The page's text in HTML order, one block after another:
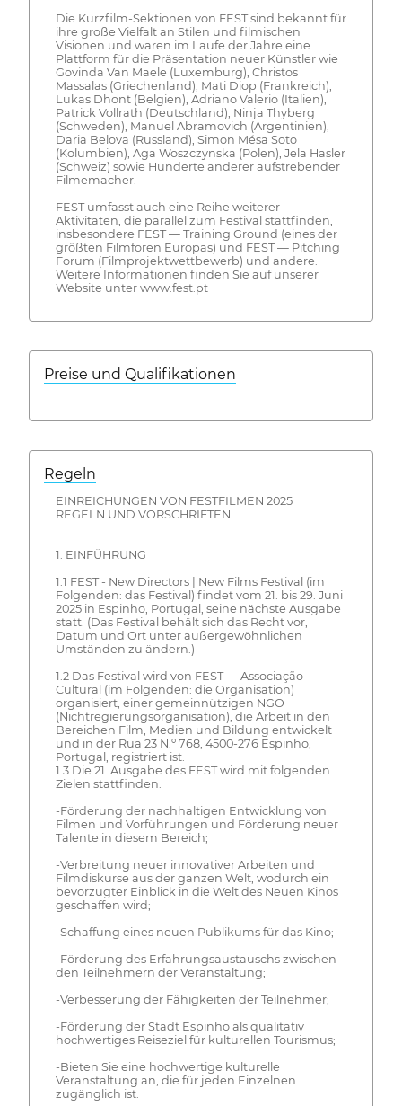
Die Kurzfilm-Sektionen von FEST sind bekannt für
ihre große Vielfalt an Stilen und filmischen
Visionen und waren im Laufe der Jahre eine
Plattform für die Präsentation neuer Künstler wie
Govinda Van Maele (Luxemburg), Christos
Massalas (Griechenland), Mati Diop (Frankreich),
Lukas Dhont (Belgien), Adriano Valerio (Italien),
Patrick Vollrath (Deutschland), Ninja Thyberg
(Schweden), Manuel Abramovich (Argentinien),
Daria Belova (Russland), Simon Mésa Soto
(Kolumbien), Aga Woszczynska (Polen), Jela Hasler
(Schweiz) sowie Hunderte anderer aufstrebender
Filmemacher.
FEST umfasst auch eine Reihe weiterer
Aktivitäten, die parallel zum Festival stattfinden,
insbesondere FEST — Training Ground (eines der
größten Filmforen Europas) und FEST — Pitching
Forum (Filmprojektwettbewerb) und andere.
Weitere Informationen finden Sie auf unserer
Website unter www.fest.pt
Preise und Qualifikationen
Regeln
EINREICHUNGEN VON FESTFILMEN 2025
REGELN UND VORSCHRIFTEN
1. EINFÜHRUNG
1.1 FEST - New Directors | New Films Festival (im
Folgenden: das Festival) findet vom 21. bis 29. Juni
2025 in Espinho, Portugal, seine nächste Ausgabe
statt. (Das Festival behält sich das Recht vor,
Datum und Ort unter außergewöhnlichen
Umständen zu ändern.)
1.2 Das Festival wird von FEST — Associação
Cultural (im Folgenden: die Organisation)
organisiert, einer gemeinnützigen NGO
(Nichtregierungsorganisation), die Arbeit in den
Bereichen Film, Medien und Bildung entwickelt
und in der Rua 23 N.º 768, 4500-276 Espinho,
Portugal, registriert ist.
1.3 Die 21. Ausgabe des FEST wird mit folgenden
Zielen stattfinden:
-Förderung der nachhaltigen Entwicklung von
Filmen und Vorführungen und Förderung neuer
Talente in diesem Bereich;
-Verbreitung neuer innovativer Arbeiten und
Filmdiskurse aus der ganzen Welt, wodurch ein
bevorzugter Einblick in die Welt des Neuen Kinos
geschaffen wird;
-Schaffung eines neuen Publikums für das Kino;
-Förderung des Erfahrungsaustauschs zwischen
den Teilnehmern der Veranstaltung;
-Verbesserung der Fähigkeiten der Teilnehmer;
-Förderung der Stadt Espinho als qualitativ
hochwertiges Reiseziel für kulturellen Tourismus;
-Bieten Sie eine hochwertige kulturelle
Veranstaltung an, die für jeden Einzelnen
zugänglich ist.